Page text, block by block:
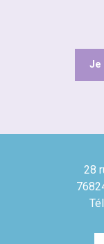
Je
28